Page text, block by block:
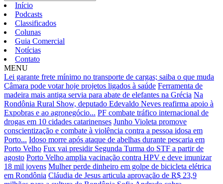
Início
Podcasts
Classificados
Colunas
Guia Comercial
Notícias
Contato
MENU
Lei garante frete mínimo no transporte de cargas; saiba o que muda
Câmara pode votar hoje projetos ligados à saúde Ferramenta de
madeira mais antiga servia para abate de elefantes na Grécia Na
Rondônia Rural Show, deputado Edevaldo Neves reafirma apoio à
Expobras e ao agronegócio... PF combate tráfico internacional de
drogas em 10 cidades catarinenses Junho Violeta promove
conscientização e combate à violência contra a pessoa idosa em
Porto... Idoso morre após ataque de abelhas durante pescaria em
Porto Velho Fux vai presidir Segunda Turma do STF a partir de
agosto Porto Velho amplia vacinação contra HPV e deve imunizar
18 mil jovens Mulher perde dinheiro em golpe de bicicleta elétrica
em Rondônia Cláudia de Jesus articula aprovação de R$ 23,9